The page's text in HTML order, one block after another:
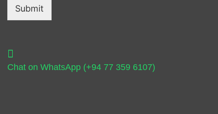
Submit
Chat on WhatsApp (+94 77 359 6107)